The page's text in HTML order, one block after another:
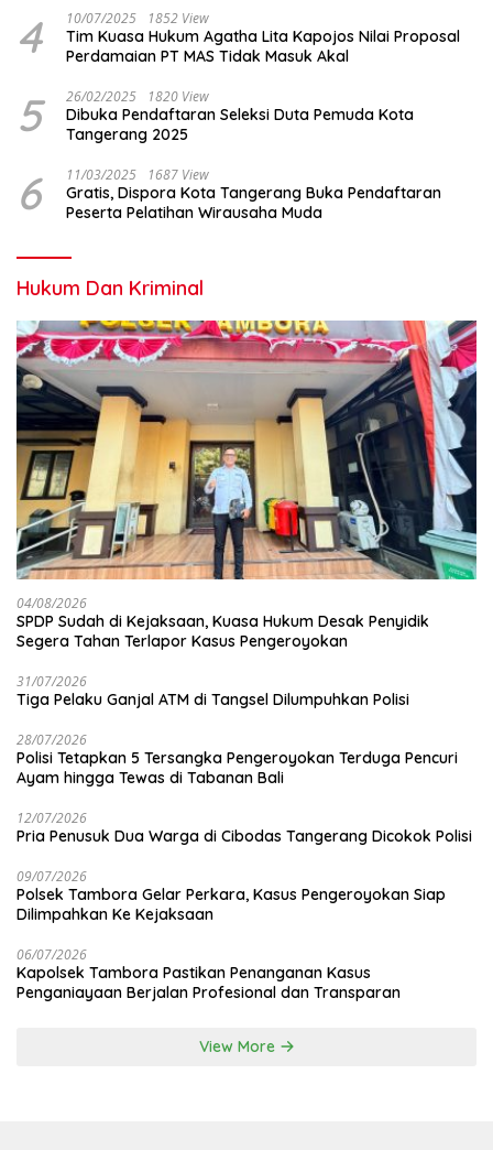
4 10/07/2025 1852 View
Tim Kuasa Hukum Agatha Lita Kapojos Nilai Proposal
Perdamaian PT MAS Tidak Masuk Akal
5 26/02/2025 1820 View
Dibuka Pendaftaran Seleksi Duta Pemuda Kota
Tangerang 2025
6 11/03/2025 1687 View
Gratis, Dispora Kota Tangerang Buka Pendaftaran
Peserta Pelatihan Wirausaha Muda
Hukum Dan Kriminal
04/08/2026
SPDP Sudah di Kejaksaan, Kuasa Hukum Desak Penyidik
Segera Tahan Terlapor Kasus Pengeroyokan
31/07/2026
Tiga Pelaku Ganjal ATM di Tangsel Dilumpuhkan Polisi
28/07/2026
Polisi Tetapkan 5 Tersangka Pengeroyokan Terduga Pencuri
Ayam hingga Tewas di Tabanan Bali
12/07/2026
Pria Penusuk Dua Warga di Cibodas Tangerang Dicokok Polisi
09/07/2026
Polsek Tambora Gelar Perkara, Kasus Pengeroyokan Siap
Dilimpahkan Ke Kejaksaan
06/07/2026
Kapolsek Tambora Pastikan Penanganan Kasus
Penganiayaan Berjalan Profesional dan Transparan
View More